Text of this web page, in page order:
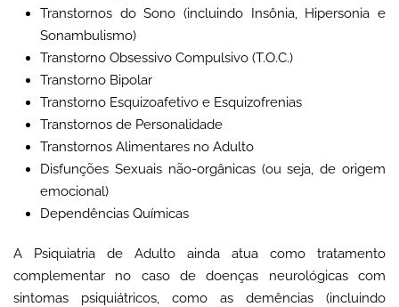
Transtornos do Sono (incluindo Insônia, Hipersonia e
Sonambulismo)
Transtorno Obsessivo Compulsivo (T.O.C.)
Transtorno Bipolar
Transtorno Esquizoafetivo e Esquizofrenias
Transtornos de Personalidade
Transtornos Alimentares no Adulto
Disfunções Sexuais não-orgânicas (ou seja, de origem
emocional)
Dependências Químicas
A Psiquiatria de Adulto ainda atua como tratamento
complementar no caso de doenças neurológicas com
sintomas psiquiátricos, como as demências (incluindo